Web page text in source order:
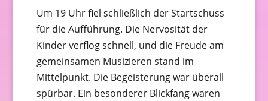
Um 19 Uhr fiel schließlich der Startschuss
für die Aufführung. Die Nervosität der
Kinder verflog schnell, und die Freude am
gemeinsamen Musizieren stand im
Mittelpunkt. Die Begeisterung war überall
spürbar. Ein besonderer Blickfang waren